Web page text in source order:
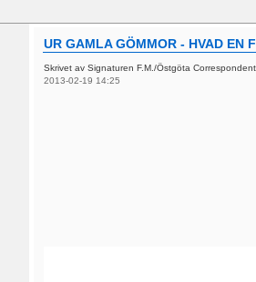
UR GAMLA GÖMMOR - HVAD EN
Skrivet av Signaturen F.M./Östgöta
2013-02-19 14:25